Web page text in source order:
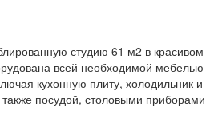
студию 61 м2 в красивом
всей необходимой мебелью
кухонную плиту, холодильник и
посудой, столовыми приборами